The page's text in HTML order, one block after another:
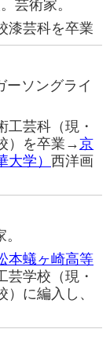
芸術家。
漆芸科を卒業
ーソングライ
工芸科（現・
）を卒業→京
学） 西洋画
本蟻ヶ崎高等
学校（現・
に編入し、